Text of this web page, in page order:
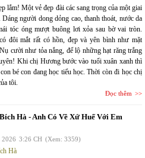
lắm! Một vẻ đẹp đài các sang trọng của một giai
người dong dỏng cao, thanh thoát, nước da
tóc óng mượt buông lơi xỏa sau bờ vai tròn.
đôi mắt rất có hồn, đẹp và yên bình như mặt
cười như tỏa nắng, để lộ những hạt răng trắng
Khi chị Hương bước vào tuổi xuân xanh thì
bé con đang học tiểu học. Thời còn đi học chị
tôi.
Đọc thêm
Hà - Anh Có Về Xứ Huế Với Em
2026 3:26 CH (Xem: 3359)
Hà